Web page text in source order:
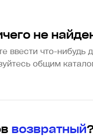
не
ввести что-нибудь
общим
возвратный